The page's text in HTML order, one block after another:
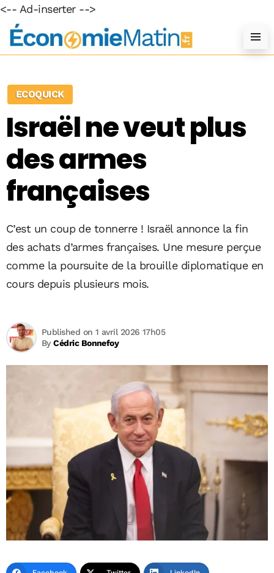
<-- Ad-inserter -->
ECOQUICK
Israël ne veut plus
des armes
françaises
C’est un coup de tonnerre ! Israël annonce la fin
des achats d’armes françaises. Une mesure perçue
comme la poursuite de la brouille diplomatique en
cours depuis plusieurs mois.
ByCédric Bonnefoy
Published on 1 avril 2026 17h05